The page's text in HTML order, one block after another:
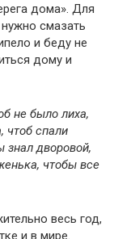
дома». Для
смазать
и беду не
дому и
не было лиха,
чтоб спали
знал дворовой,
чтобы все
весь год,
и в мире.